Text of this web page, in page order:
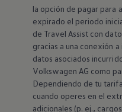
la opción de pagar para
expirado el periodo
de Travel Assist con
gracias a una conexión
datos asociados
Volkswagen AG como
Dependiendo de tu
cuando operes en el
adicionales (p. ej.,